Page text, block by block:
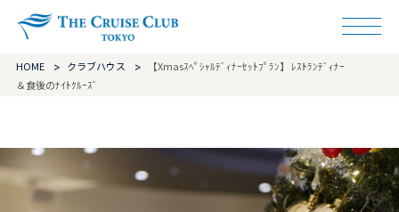
ザ・クルーズクラ
HOME クラブハウス
【Xmasｽﾍﾟｼｬﾙﾃﾞｨﾅｰｾｯﾄﾌﾟﾗﾝ】 ﾚｽﾄﾗﾝﾃﾞｨﾅｰ
＆食後のﾅｲﾄｸﾙｰｽﾞ